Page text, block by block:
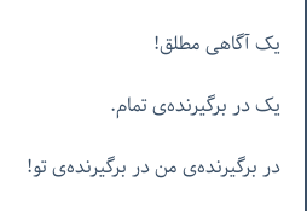
یک آگاهی مطلق!
یک در برگیرنده‌ی تمام.
در برگیرنده‌ی من در برگیرنده‌ی تو!